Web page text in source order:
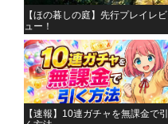
【ほの暮しの庭】先行プレイレビ
ュー！
【速報】10連ガチャを無課金で引